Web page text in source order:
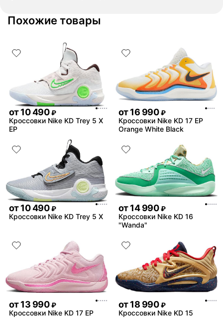
Похожие товары
от10 490 ₽
Кроссовки Nike KD Trey 5 X
EP
от16 990 ₽
Кроссовки Nike KD 17 EP
Orange White Black
от10 490 ₽
Кроссовки Nike KD Trey 5 X
от14 990 ₽
Кроссовки Nike KD 16
"Wanda"
от13 990 ₽
Кроссовки Nike KD 17 EP
от18 990 ₽
Кроссовки Nike KD 15